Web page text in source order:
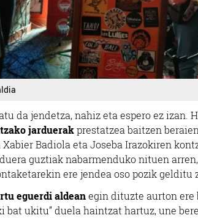
da jendetza, nahiz eta espero ez izan.
jarduerakprestatzea baitzen
Badiola eta Joseba Irazokiren
guztiak nabarmenduko nituen
ere jendea oso pozik gelditu
eguerdi aldeanegin dituzte aurton ere
bat ukitu” duela haintzat hartuz, une